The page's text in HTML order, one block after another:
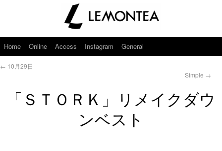
Home Online Access Instagram General
← 10月29日
Simple →
「ＳＴＯＲＫ」リメイクダウ
ンベスト